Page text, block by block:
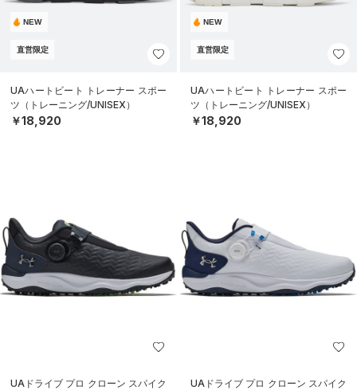
NEW
直営限定
UAハートビート トレーナー スポー
ツ（トレーニング/UNISEX）
￥18,920
NEW
直営限定
UAハートビート トレーナー スポー
ツ（トレーニング/UNISEX）
￥18,920
UAドライブ プロ クローン スパイク
UAドライブ プロ クローン スパイク